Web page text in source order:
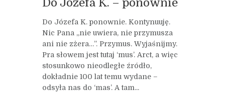
Do Józefa K. – ponownie
Do Józefa K. ponownie. Kontynuuję.
Nic Pana „nie uwiera, nie przymusza
ani nie zżera…”. Przymus. Wyjaśnijmy.
Pra słowem jest tutaj ‘mus’. Arct, a więc
stosunkowo nieodległe źródło,
dokładnie 100 lat temu wydane –
odsyła nas do ‘mas’. A tam...